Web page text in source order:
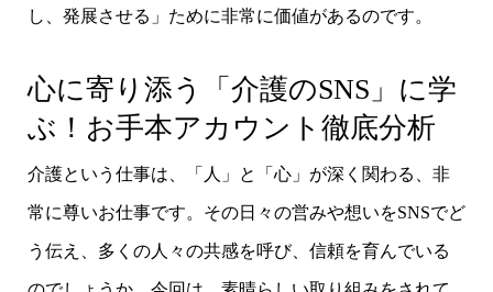
し、発展させる」ために非常に価値があるのです。
心に寄り添う「介護のSNS」に学
ぶ！お手本アカウント徹底分析
介護という仕事は、「人」と「心」が深く関わる、非
常に尊いお仕事です。その日々の営みや想いをSNSでど
う伝え、多くの人々の共感を呼び、信頼を育んでいる